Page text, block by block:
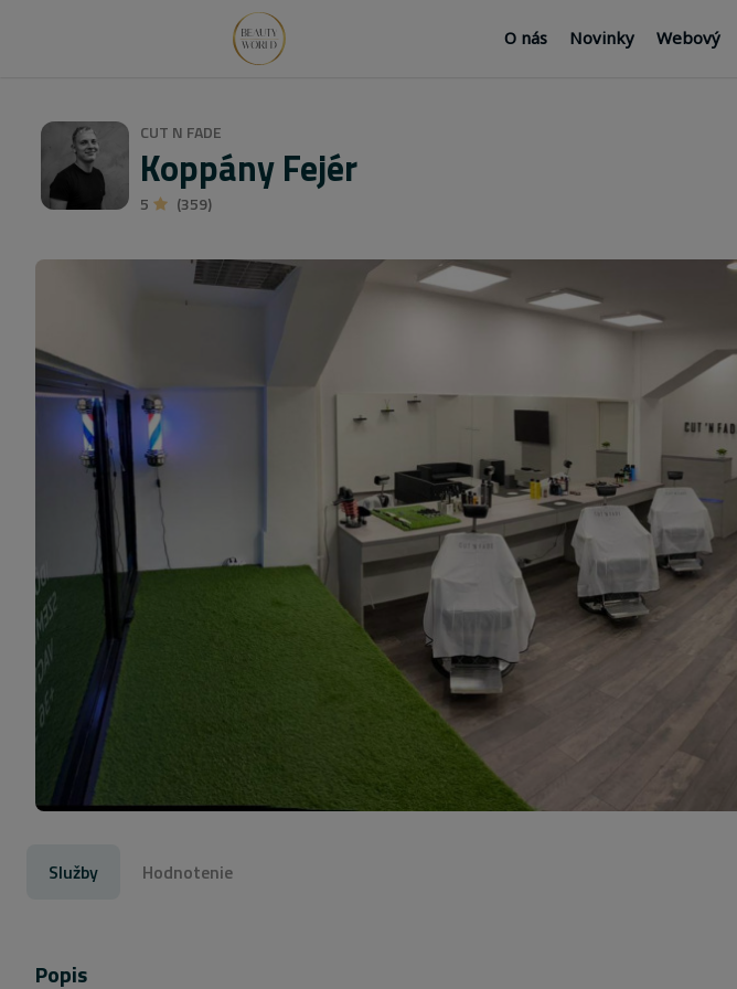
O nás Novinky Webový
CUT N FADE
Koppány Fejér
5 (359)
Služby Hodnotenie
Popis